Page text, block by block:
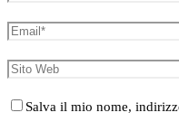
Salva il mio nome,